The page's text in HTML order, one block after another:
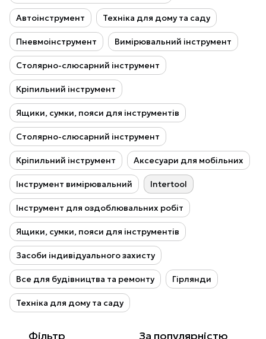
Автоінструмент Техніка для дому та саду
Пневмоінструмент Вимірювальний інструмент
Столярно-слюсарний інструмент
Кріпильний інструмент
Ящики, сумки, пояси для інструментів
Столярно-слюсарний інструмент
Кріпильний інструмент Аксесуари для мобільних
Інструмент вимірювальний Intertool
Інструмент для оздоблювальних робіт
Ящики, сумки, пояси для інструментів
Засоби індивідуального захисту
Все для будівництва та ремонту Гірлянди
Техніка для дому та саду
Фільтр За популярністю